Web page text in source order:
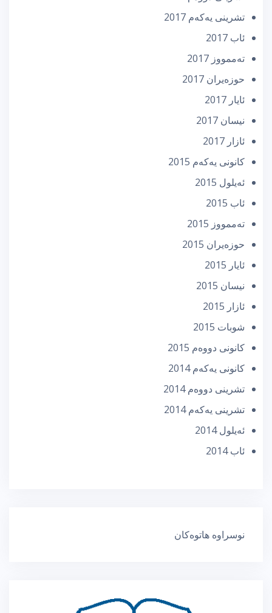
تشرینی یه‌كه‌م 2017
ئاب 2017
تەممووز 2017
حوزه‌یران 2017
ئایار 2017
نیسان 2017
ئازار 2017
كانونی یه‌كه‌م 2015
ئه‌یلول 2015
ئاب 2015
تەممووز 2015
حوزه‌یران 2015
ئایار 2015
نیسان 2015
ئازار 2015
شوبات 2015
كانونی دووه‌م 2015
كانونی یه‌كه‌م 2014
تشرینی دووه‌م 2014
تشرینی یه‌كه‌م 2014
ئه‌یلول 2014
ئاب 2014
نوسراوە هاتوەکان